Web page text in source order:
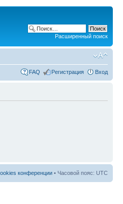
Расширенный поиск
FAQ Регистрация Вход
конференции • Часовой пояс: UTC